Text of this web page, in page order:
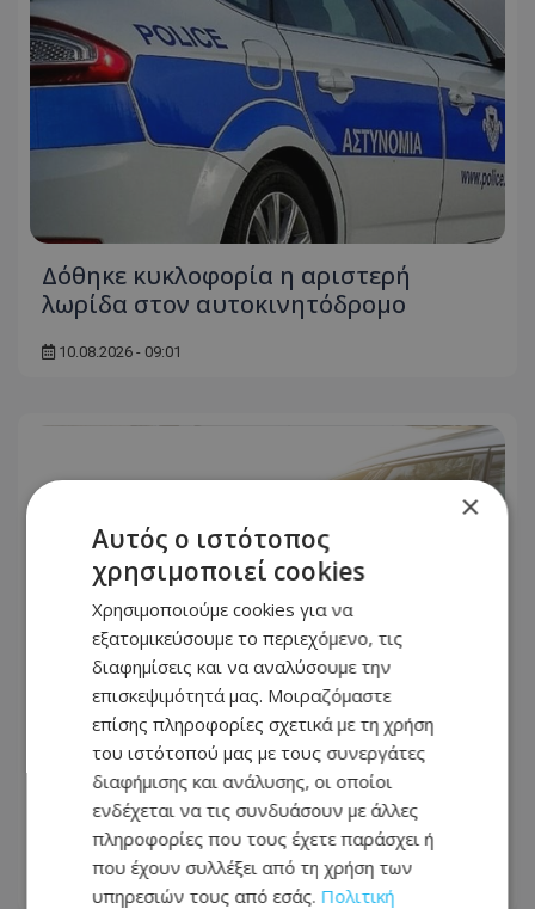
Δόθηκε κυκλοφορία η αριστερή
λωρίδα στον αυτοκινητόδρομο
10.08.2026 - 09:01
Οδηγοί Προσοχή: Έκλεισε λωρίδα στον
αυτοκινητόδρομο λόγω
ακινητοποίησης σκυβαλοφόρου -
Δείτε σε ποιο σημείο
10.08.2026 - 08:42
×
Αυτός ο ιστότοπος
χρησιμοποιεί cookies
Χρησιμοποιούμε cookies για να
εξατομικεύσουμε το περιεχόμενο, τις
διαφημίσεις και να αναλύσουμε την
επισκεψιμότητά μας. Μοιραζόμαστε
επίσης πληροφορίες σχετικά με τη χρήση
του ιστότοπού μας με τους συνεργάτες
διαφήμισης και ανάλυσης, οι οποίοι
ενδέχεται να τις συνδυάσουν με άλλες
πληροφορίες που τους έχετε παράσχει ή
που έχουν συλλέξει από τη χρήση των
υπηρεσιών τους από εσάς. Πολιτική